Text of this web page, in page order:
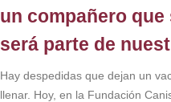
un compañero que
será parte de
Hay despedidas que dejan un
llenar. Hoy, en la Fundación